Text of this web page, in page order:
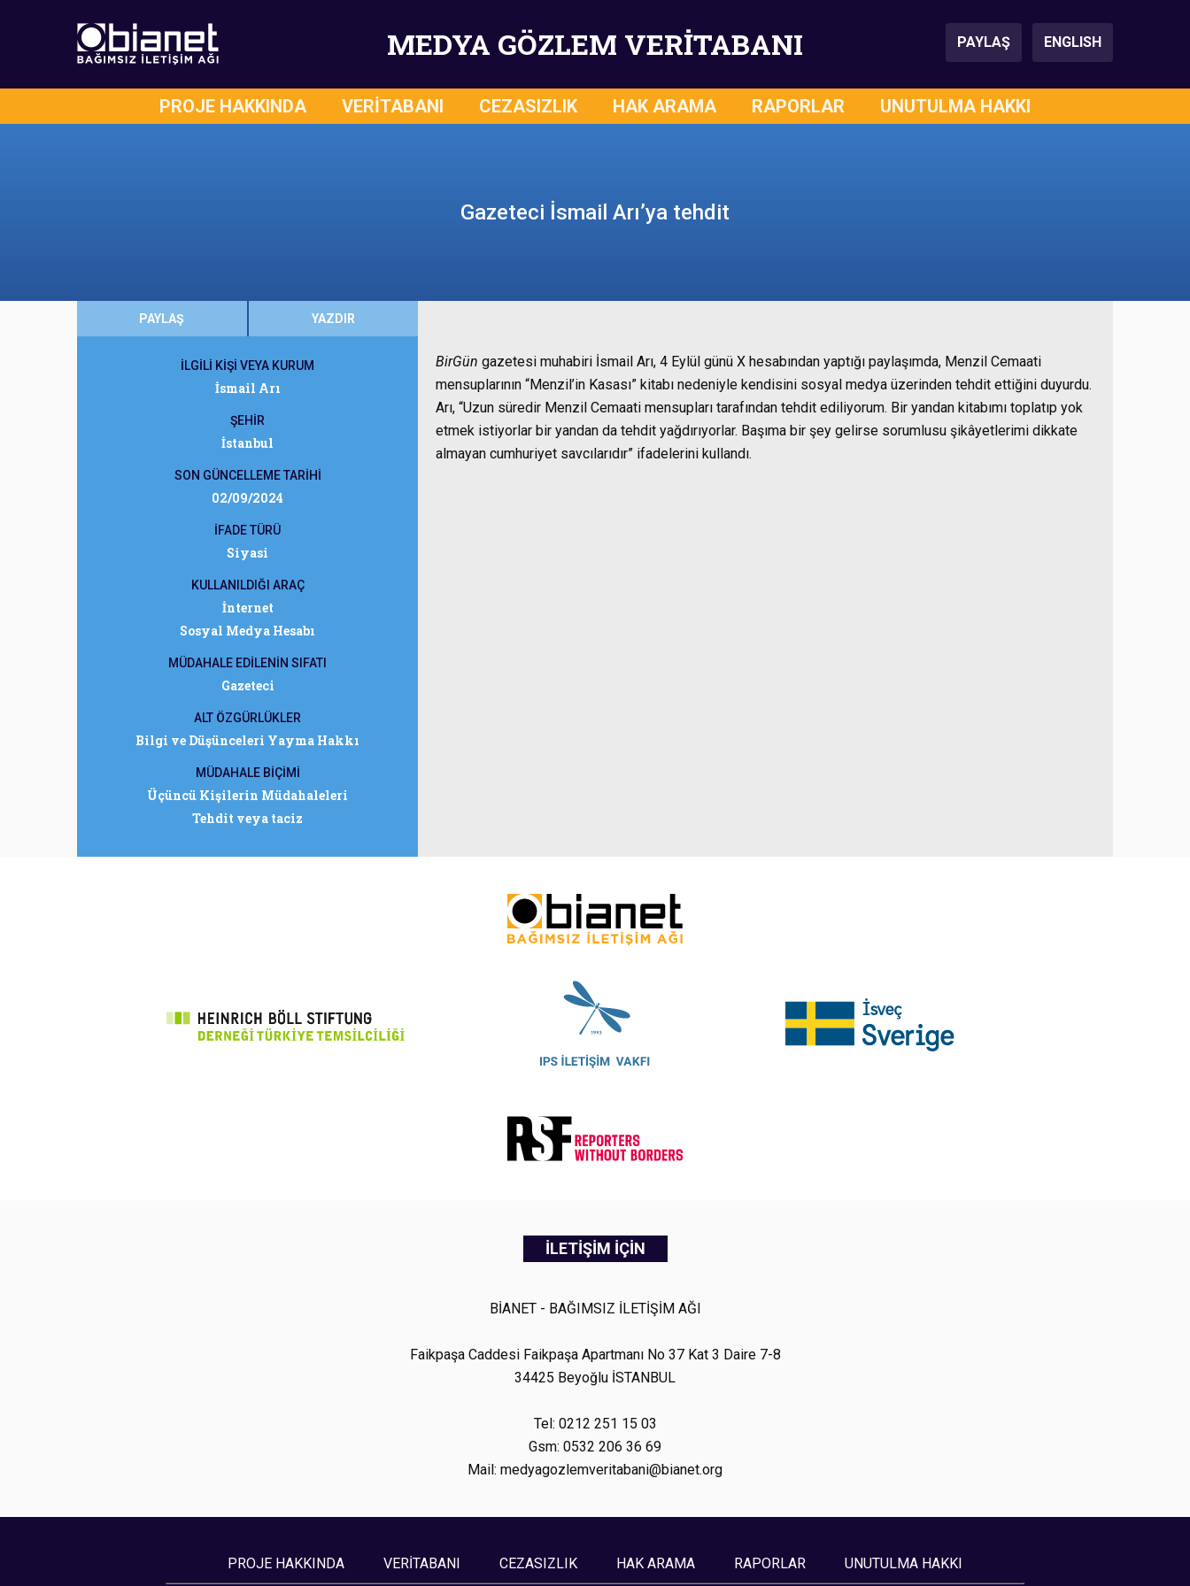
MEDYA GÖZLEM VERİTABANI PAYLAŞ ENGLISH
PROJE HAKKINDA VERİTABANI CEZASIZLIK HAK ARAMA RAPORLAR UNUTULMA HAKKI
Gazeteci İsmail Arı’ya tehdit
PAYLAŞ YAZDIR
İLGİLİ KİŞİ VEYA KURUM
İsmail Arı
ŞEHİR
İstanbul
SON GÜNCELLEME TARİHİ
02/09/2024
İFADE TÜRÜ
Siyasi
KULLANILDIĞI ARAÇ
İnternet
Sosyal Medya Hesabı
MÜDAHALE EDİLENİN SIFATI
Gazeteci
ALT ÖZGÜRLÜKLER
Bilgi ve Düşünceleri Yayma Hakkı
MÜDAHALE BİÇİMİ
Üçüncü Kişilerin Müdahaleleri
Tehdit veya taciz
BirGün gazetesi muhabiri İsmail Arı, 4 Eylül günü X hesabından yaptığı paylaşımda, Menzil Cemaati
mensuplarının “Menzil’in Kasası” kitabı nedeniyle kendisini sosyal medya üzerinden tehdit ettiğini duyurdu.
Arı, “Uzun süredir Menzil Cemaati mensupları tarafından tehdit ediliyorum. Bir yandan kitabımı toplatıp yok
etmek istiyorlar bir yandan da tehdit yağdırıyorlar. Başıma bir şey gelirse sorumlusu şikâyetlerimi dikkate
almayan cumhuriyet savcılarıdır” ifadelerini kullandı.
İLETİŞİM İÇİN
BİANET - BAĞIMSIZ İLETİŞİM AĞI
Faikpaşa Caddesi Faikpaşa Apartmanı No 37 Kat 3 Daire 7-8
34425 Beyoğlu İSTANBUL
Tel: 0212 251 15 03
Gsm: 0532 206 36 69
Mail: medyagozlemveritabani@bianet.org
PROJE HAKKINDA VERİTABANI CEZASIZLIK HAK ARAMA RAPORLAR UNUTULMA HAKKI